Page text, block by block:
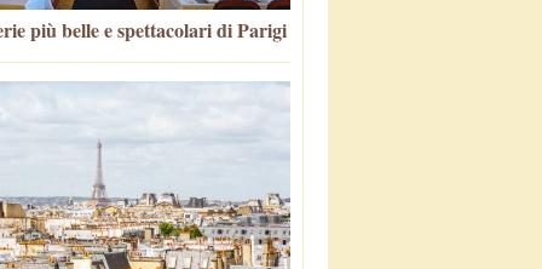
più belle e spettacolari di Parigi